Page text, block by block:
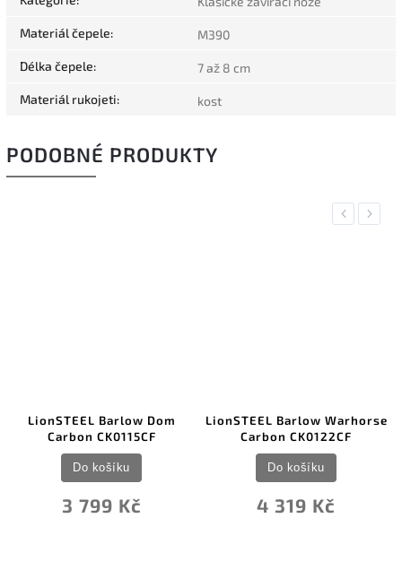
Materiál čepele: M390
Délka čepele: 7 až 8 cm
Materiál rukojeti: kost
PODOBNÉ PRODUKTY
Previous
LionSTEEL Barlow Dom
Carbon CK0115CF
3 799 Kč
Do košíku
LionSTEEL Barlow Warhorse
Carbon CK0122CF
4 319 Kč
Do košíku
Next